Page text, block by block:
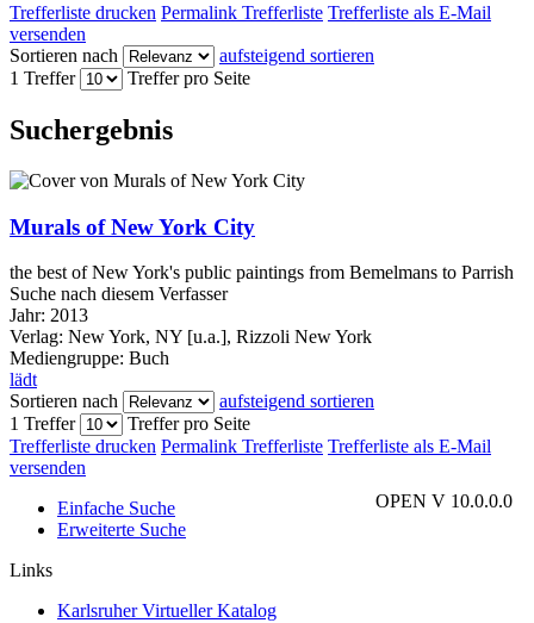
Trefferliste drucken Permalink Trefferliste Trefferliste als E-Mail
versenden
Sortieren nach
aufsteigend sortieren
1 Treffer
Treffer pro Seite
Suchergebnis
Murals of New York City
the best of New York's public paintings from Bemelmans to Parrish
Suche nach diesem Verfasser
Jahr: 2013
Verlag: New York, NY [u.a.], Rizzoli New York
Mediengruppe: Buch
lädt
Sortieren nach
aufsteigend sortieren
1 Treffer
Treffer pro Seite
Trefferliste drucken Permalink Trefferliste Trefferliste als E-Mail
versenden
OPEN V 10.0.0.0
Einfache Suche
Erweiterte Suche
Links
Karlsruher Virtueller Katalog